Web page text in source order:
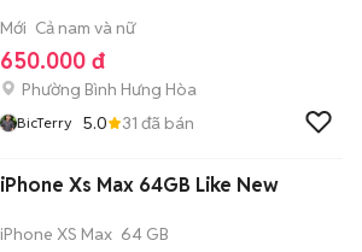
Mới Cả nam và nữ
650.000 đ
Phường Bình Hưng Hòa
BicTerry 5.0 31 đã bán
iPhone Xs Max 64GB Like New
iPhone XS Max 64 GB